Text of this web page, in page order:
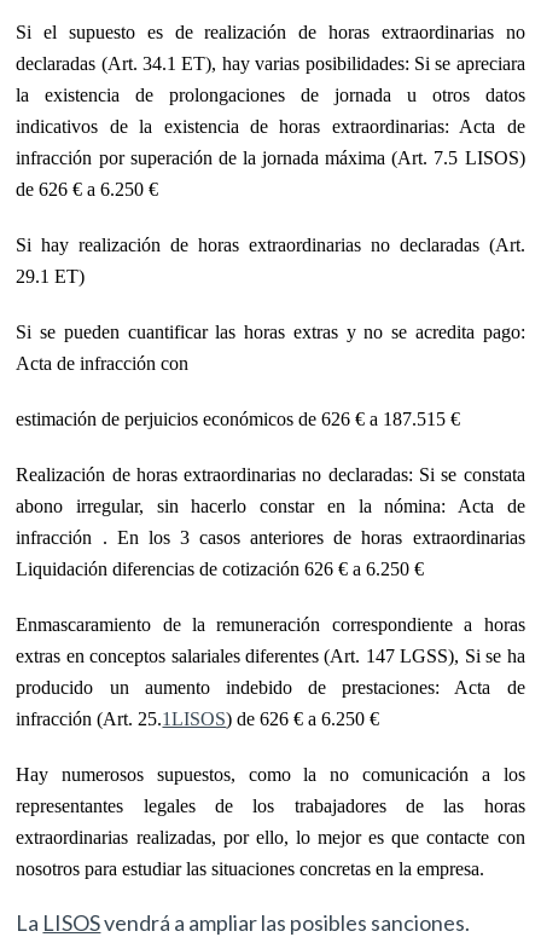
Si el supuesto es de realización de horas extraordinarias no
declaradas (Art. 34.1 ET), hay varias posibilidades: Si se apreciara
la existencia de prolongaciones de jornada u otros datos
indicativos de la existencia de horas extraordinarias: Acta de
infracción por superación de la jornada máxima (Art. 7.5 LISOS)
de 626 € a 6.250 €
Si hay realización de horas extraordinarias no declaradas (Art.
29.1 ET)
Si se pueden cuantificar las horas extras y no se acredita pago:
Acta de infracción con
estimación de perjuicios económicos de 626 € a 187.515 €
Realización de horas extraordinarias no declaradas: Si se constata
abono irregular, sin hacerlo constar en la nómina: Acta de
infracción . En los 3 casos anterioresde horas extraordinarias
Liquidación diferencias de cotización 626 € a 6.250 €
Enmascaramiento de la remuneración correspondiente a horas
extras en conceptos salariales diferentes (Art. 147 LGSS), Si se ha
producido un aumento indebido de prestaciones: Acta de
infracción (Art. 25.1LISOS) de 626 € a 6.250 €
Hay numerosos supuestos, como la no comunicación a los
representantes legales de los trabajadores de las horas
extraordinarias realizadas, por ello, lo mejor es que contacte con
nosotros para estudiar las situaciones concretas en la empresa.
La LISOSvendrá a ampliar las posibles sanciones.